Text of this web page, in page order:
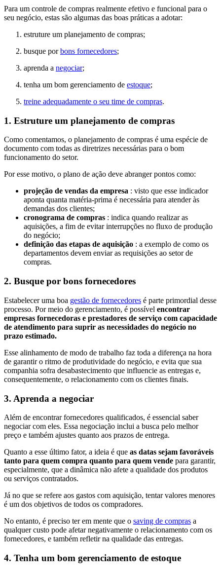
Para um controle de compras realmente efetivo e funcional para o
seu negócio, estas são algumas das boas práticas a adotar:
estruture um planejamento de compras;
busque porbons fornecedores;
aprenda a negociar;
tenha um bom gerenciamento de estoque;
treine adequadamente o seu time de compras.
1. Estruture um planejamento de compras
Como comentamos, o planejamento de compras é uma espécie de
documento com todas as diretrizes necessárias para o bom
funcionamento do setor.
Por esse motivo, o plano de ação deve abranger pontos como:
projeção de vendas da empresa : visto que esse indicador
aponta quanta matéria-prima é necessária para atender às
demandas dos clientes;
cronograma de compras : indica quando realizar as
aquisições, a fim de evitar interrupções no fluxo de produção
do negócio;
definição das etapas de aquisição : a exemplo de como os
departamentos devem enviar as requisições ao setor de
compras.
2. Busque por bons fornecedores
Estabelecer uma boa gestão de fornecedores é parte primordial desse
processo. Por meio do gerenciamento, é possível encontrar
empresas fornecedoras e prestadores de serviço com capacidade
de atendimento para suprir as necessidades do negócio no
prazo estimado.
Esse alinhamento de modo de trabalho faz toda a diferença na hora
de garantir o ritmo de produtividade do negócio, e evita que sua
companhia sofra desabastecimento que influencie as entregas e,
consequentemente, o relacionamento com os clientes finais.
3. Aprenda a negociar
Além de encontrar fornecedores qualificados, é essencial saber
negociar com eles. Essa negociação inclui a busca pelo melhor
preço e também ajustes quanto aos prazos de entrega.
Quanto a esse último fator, a ideia é que as datas sejam favoráveis
tanto para quem compra quanto para quem vende para garantir,
especialmente, que a dinâmica não afete a qualidade dos produtos
ou serviços contratados.
Já no que se refere aos gastos com aquisição, tentar valores menores
é um dos objetivos de todos os compradores.
No entanto, é preciso ter em mente que o saving de compras a
qualquer custo pode afetar negativamente o relacionamento com os
fornecedores, e também refletir na qualidade das entregas.
4. Tenha um bom gerenciamento de estoque